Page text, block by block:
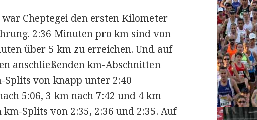
Cheptegei den ersten Kilometer
2:36 Minuten pro km sind von
über 5 km zu erreichen. Und auf
anschließenden km-Abschnitten
von knapp unter 2:40
5:06, 3 km nach 7:42 und 4 km
Splits von 2:35, 2:36 und 2:35. Auf